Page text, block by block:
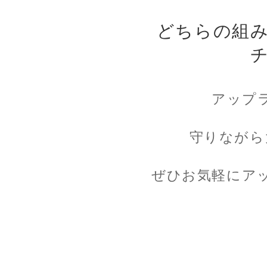
どちらの組
アップ
守りなが
ぜひお気軽にア